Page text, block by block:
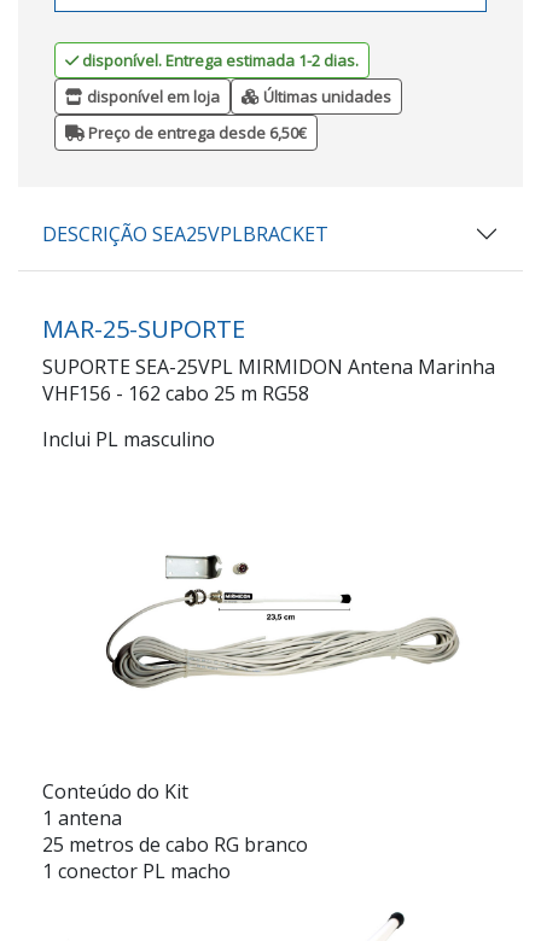
disponível. Entrega estimada 1-2 dias.
disponível em loja
Últimas unidades
Preço de entrega desde 6,50€
DESCRIÇÃO SEA25VPLBRACKET
MAR-25-SUPORTE
SUPORTE SEA-25VPL MIRMIDON Antena Marinha
VHF156 - 162 cabo 25 m RG58
Inclui PL masculino
Conteúdo do Kit
1 antena
25 metros de cabo RG branco
1 conector PL macho